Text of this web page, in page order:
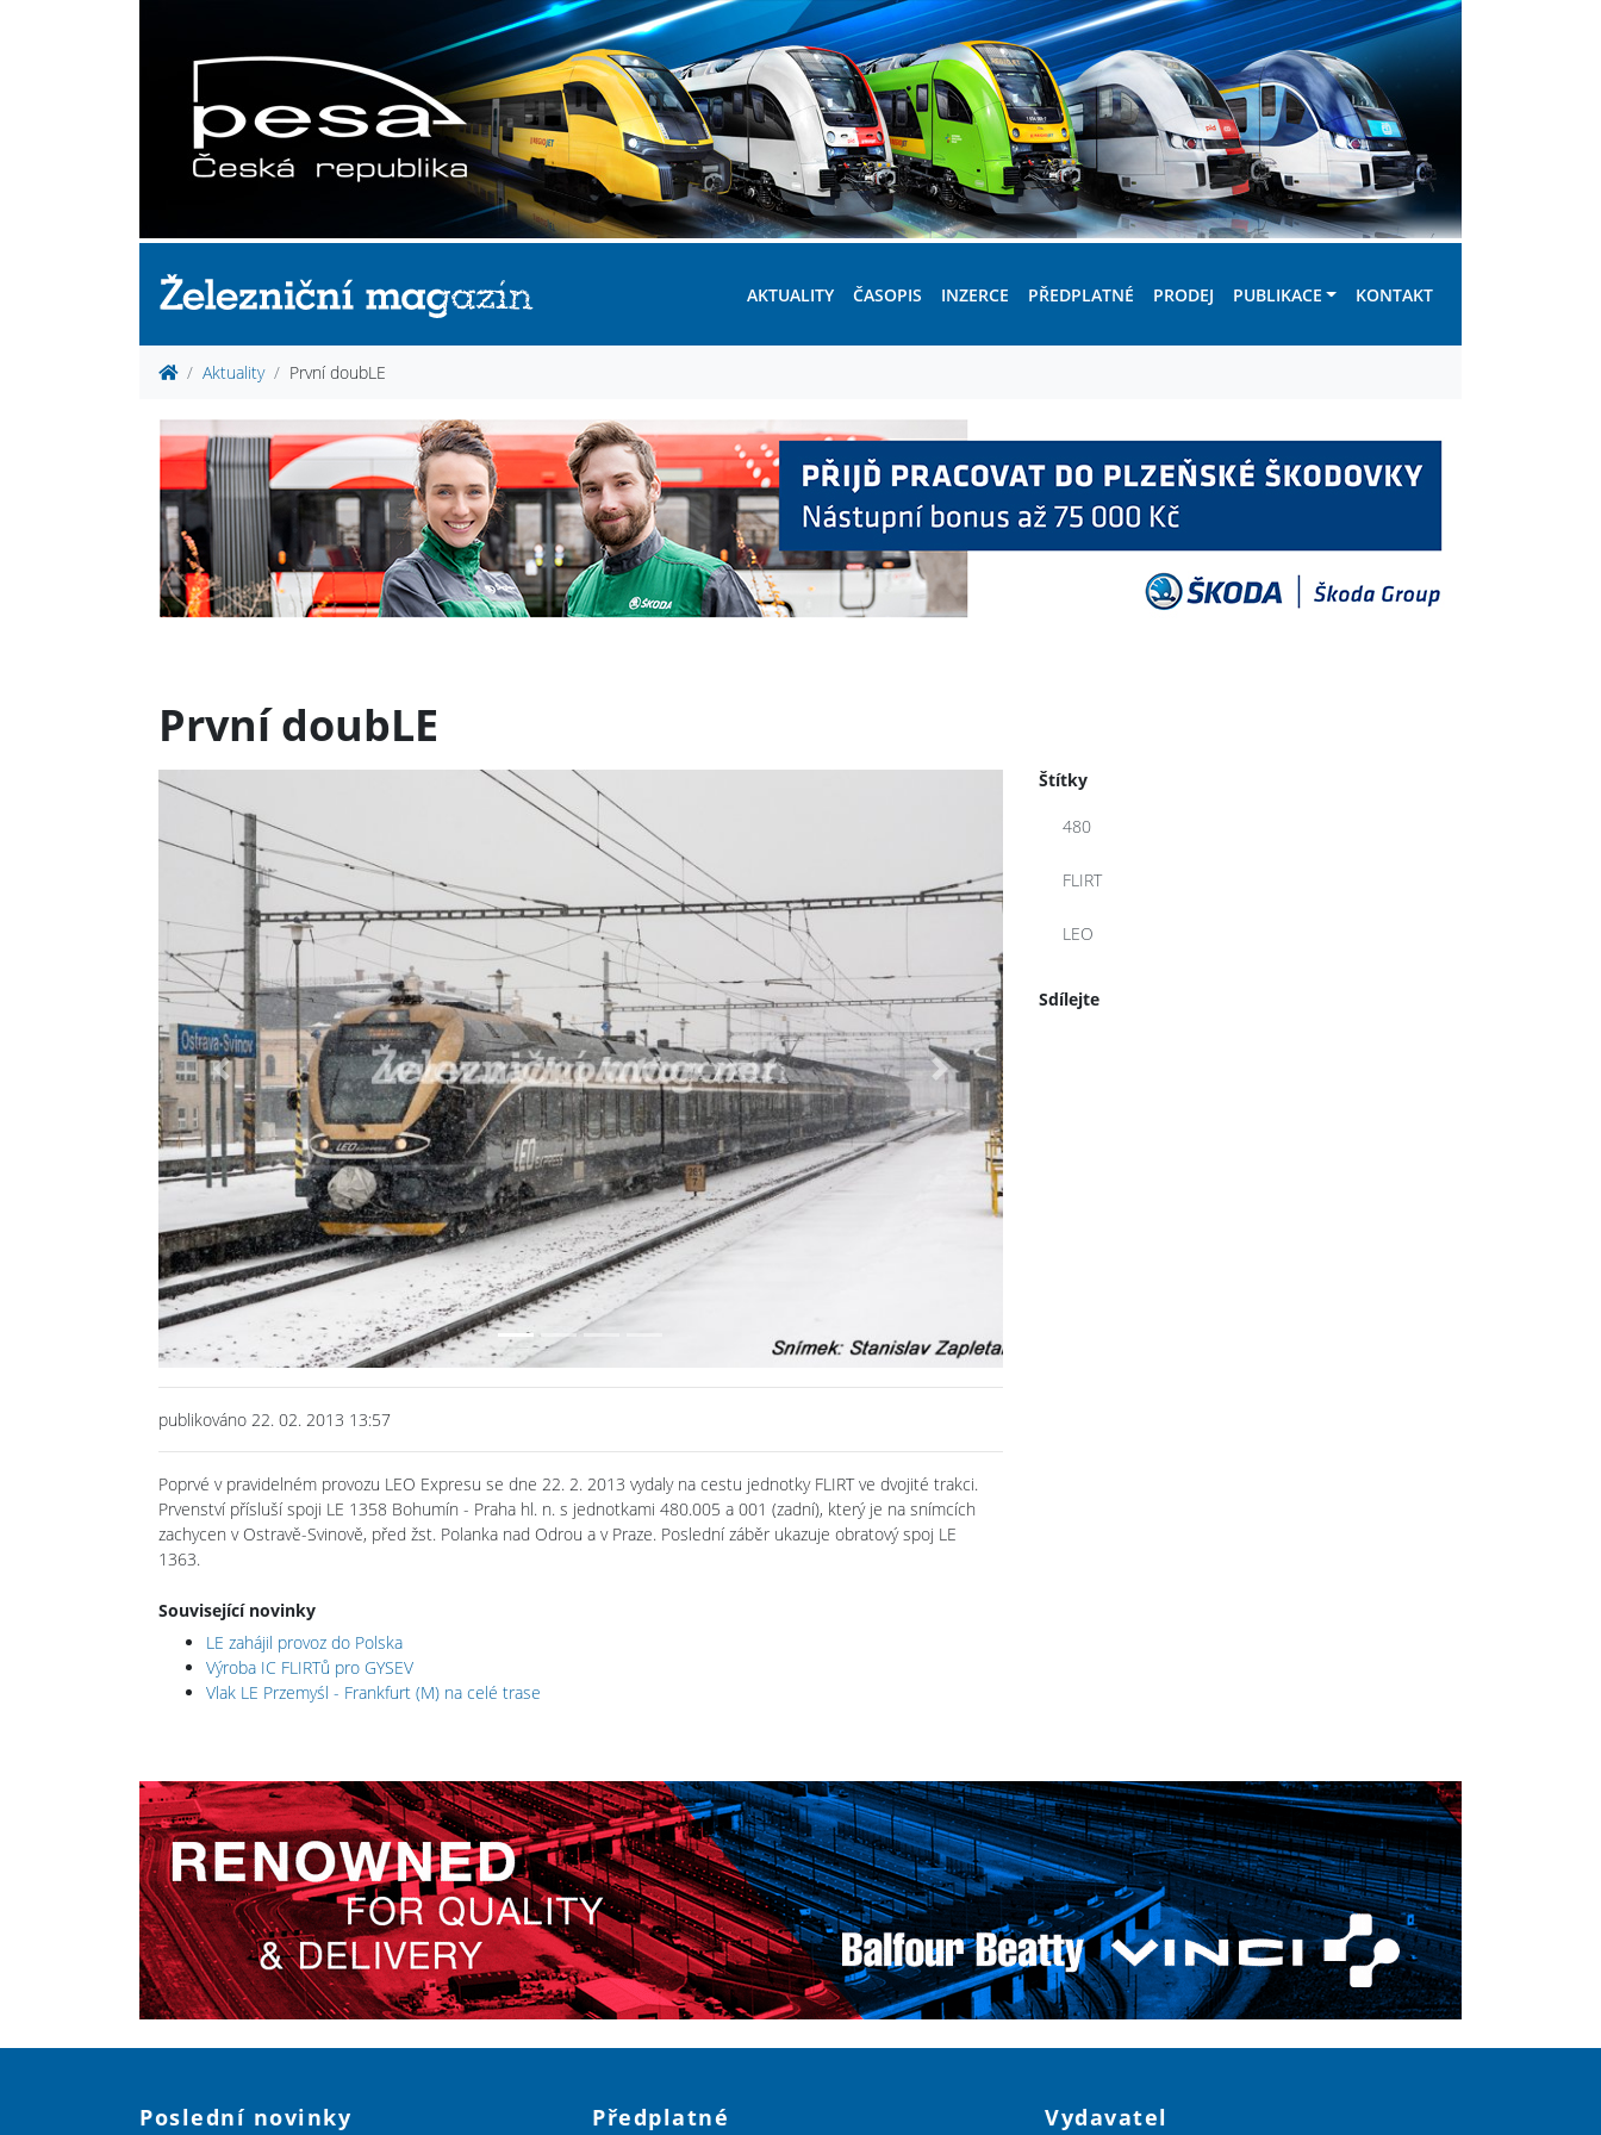
AKTUALITY ČASOPIS INZERCE PŘEDPLATNÉ PRODEJ PUBLIKACE KONTAKT
Aktuality První doubLE
První doubLE
Previous Next
publikováno 22. 02. 2013 13:57
Poprvé v pravidelném provozu LEO Expresu se dne 22. 2. 2013 vydaly na cestu jednotky FLIRT ve dvojité trakci.
Prvenství přísluší spoji LE 1358 Bohumín - Praha hl. n. s jednotkami 480.005 a 001 (zadní), který je na snímcích
zachycen v Ostravě-Svinově, před žst. Polanka nad Odrou a v Praze. Poslední záběr ukazuje obratový spoj LE
1363.
Související novinky
LE zahájil provoz do Polska
Výroba IC FLIRTů pro GYSEV
Vlak LE Przemyśl - Frankfurt (M) na celé trase
Štítky
480
FLIRT
LEO
Sdílejte
Poslední novinky Předplatné Vydavatel